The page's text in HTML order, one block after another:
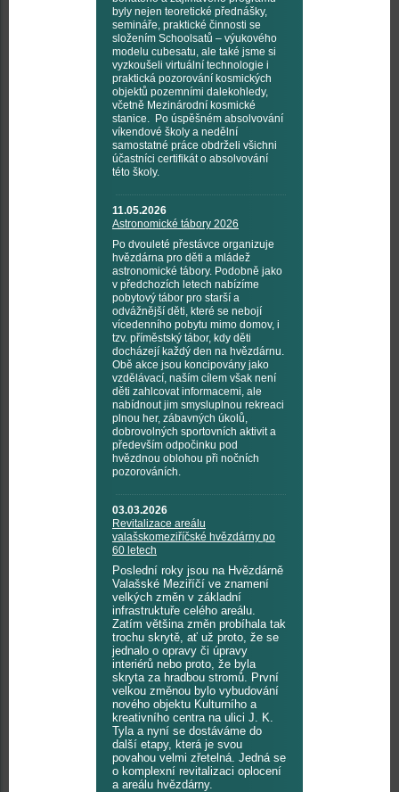
byly nejen teoretické přednášky,
semináře, praktické činnosti se
složením Schoolsatů – výukového
modelu cubesatu, ale také jsme si
vyzkoušeli virtuální technologie i
praktická pozorování kosmických
objektů pozemními dalekohledy,
včetně Mezinárodní kosmické
stanice. Po úspěšném absolvování
víkendové školy a nedělní
samostatné práce obdrželi všichni
účastníci certifikát o absolvování
této školy.
11.05.2026
Astronomické tábory 2026
Po dvouleté přestávce organizuje
hvězdárna pro děti a mládež
astronomické tábory. Podobně jako
v předchozích letech nabízíme
pobytový tábor pro starší a
odvážnější děti, které se nebojí
vícedenního pobytu mimo domov, i
tzv. příměstský tábor, kdy děti
docházejí každý den na hvězdárnu.
Obě akce jsou koncipovány jako
vzdělávací, naším cílem však není
děti zahlcovat informacemi, ale
nabídnout jim smysluplnou rekreaci
plnou her, zábavných úkolů,
dobrovolných sportovních aktivit a
především odpočinku pod
hvězdnou oblohou při nočních
pozorováních.
03.03.2026
Revitalizace areálu
valašskomeziříčské hvězdárny po
60 letech
Poslední roky jsou na Hvězdárně
Valašské Meziříčí ve znamení
velkých změn v základní
infrastruktuře celého areálu.
Zatím většina změn probíhala tak
trochu skrytě, ať už proto, že se
jednalo o opravy či úpravy
interiérů nebo proto, že byla
skryta za hradbou stromů. První
velkou změnou bylo vybudování
nového objektu Kulturního a
kreativního centra na ulici J. K.
Tyla a nyní se dostáváme do
další etapy, která je svou
povahou velmi zřetelná. Jedná se
o komplexní revitalizaci oplocení
a areálu hvězdárny.